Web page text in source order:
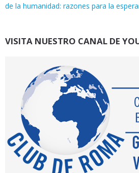
de la humanidad: razones para la
VISITA NUESTRO CANAL DE